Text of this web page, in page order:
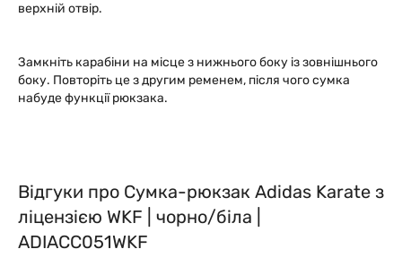
верхній отвір.
Замкніть карабіни на місце з нижнього боку із зовнішнього
боку. Повторіть це з другим ременем, після чого сумка
набуде функції рюкзака.
Відгуки про Сумка-рюкзак Adidas Karate з
ліцензією WKF | чорно/біла |
ADIACC051WKF